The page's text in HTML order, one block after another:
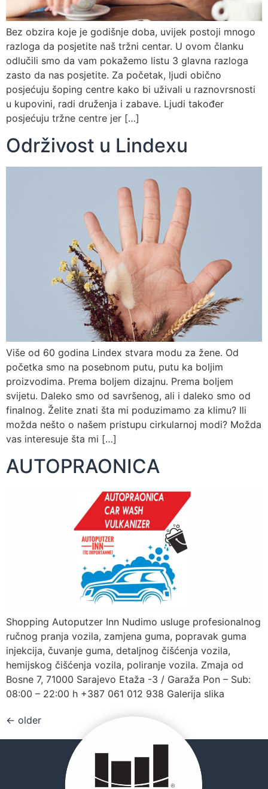
Bez obzira koje je godišnje doba, uvijek postoji mnogo
razloga da posjetite naš tržni centar. U ovom članku
odlučili smo da vam pokažemo listu 3 glavna razloga
zasto da nas posjetite. Za početak, ljudi obično
posjećuju šoping centre kako bi uživali u raznovrsnosti
u kupovini, radi druženja i zabave. Ljudi također
posjećuju tržne centre jer […]
Održivost u Lindexu
Više od 60 godina Lindex stvara modu za žene. Od
početka smo na posebnom putu, putu ka boljim
proizvodima. Prema boljem dizajnu. Prema boljem
svijetu. Daleko smo od savršenog, ali i daleko smo od
finalnog. Želite znati šta mi poduzimamo za klimu? Ili
možda nešto o našem pristupu cirkularnoj modi? Možda
vas interesuje šta mi […]
AUTOPRAONICA
Shopping Autoputzer Inn Nudimo usluge profesionalnog
ručnog pranja vozila, zamjena guma, popravak guma
injekcija, čuvanje guma, detaljnog čišćenja vozila,
hemijskog čišćenja vozila, poliranje vozila. Zmaja od
Bosne 7, 71000 Sarajevo Etaža -3 / Garaža Pon – Sub:
08:00 – 22:00 h +387 061 012 938 Galerija slika
← older